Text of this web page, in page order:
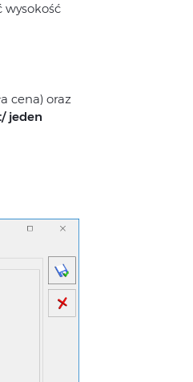
cena) oraz
jeden